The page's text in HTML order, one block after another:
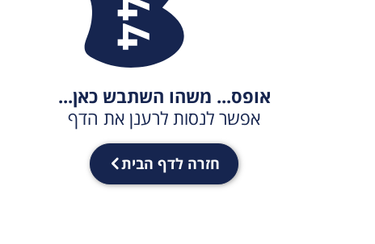
אופס... משהו השתבש כאן...
אפשר לנסות לרענן את הדף
חזרה לדף הבית